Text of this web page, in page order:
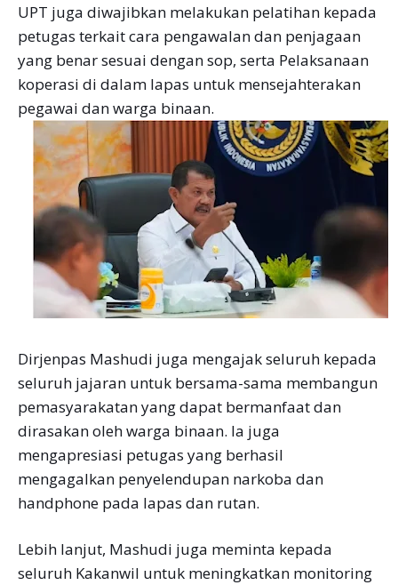
UPT juga diwajibkan melakukan pelatihan kepada
petugas terkait cara pengawalan dan penjagaan
yang benar sesuai dengan sop, serta Pelaksanaan
koperasi di dalam lapas untuk mensejahterakan
pegawai dan warga binaan.
Dirjenpas Mashudi juga mengajak seluruh kepada
seluruh jajaran untuk bersama-sama membangun
pemasyarakatan yang dapat bermanfaat dan
dirasakan oleh warga binaan. la juga
mengapresiasi petugas yang berhasil
mengagalkan penyelendupan narkoba dan
handphone pada lapas dan rutan.
Lebih lanjut, Mashudi juga meminta kepada
seluruh Kakanwil untuk meningkatkan monitoring